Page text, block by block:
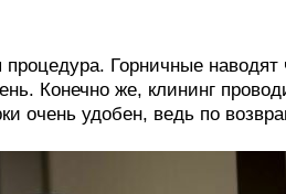
Горничные наводят
Конечно же, клининг
очень удобен, ведь по